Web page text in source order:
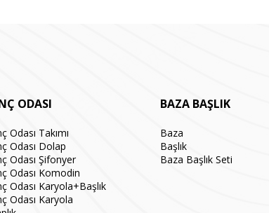
ODASI
Odası Takımı
Odası Dolap
Odası Şifonyer
Odası Komodin
Odası Karyola+Başlık
Odası Karyola
BAZA BAŞLIK
Baza
Başlık
Baza Başlık Seti